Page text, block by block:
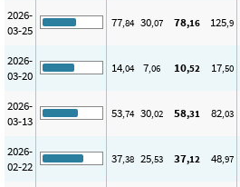
2026-
03-25
77,84 30,07 78,16 125,9
2026-
03-20
14,04 7,06 10,52 17,50
2026-
03-13
53,74 30,02 58,31 82,03
2026-
02-22
37,38 25,53 37,12 48,97